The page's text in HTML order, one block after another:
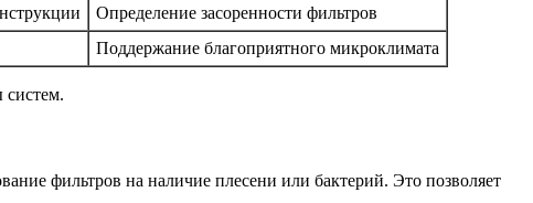
Определение засоренности фильтров
Поддержание благоприятного микроклимата
систем.
фильтров на наличие плесени или бактерий. Это позволяет